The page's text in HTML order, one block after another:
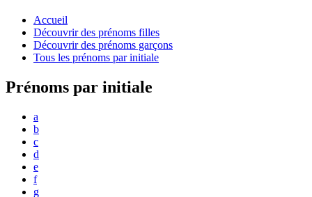
Accueil
Découvrir des prénoms filles
Découvrir des prénoms garçons
Tous les prénoms par initiale
Prénoms par initiale
a
b
c
d
e
f
g